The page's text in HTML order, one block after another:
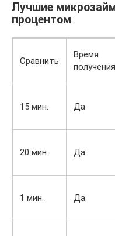
Лучшие
процентом
Сравнить
Время
получения
15 мин. Да
20 мин. Да
1 мин. Да